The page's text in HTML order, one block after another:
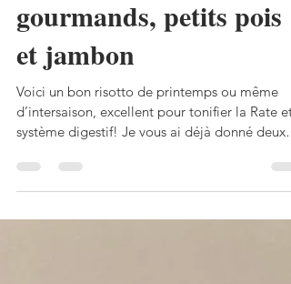
Risotto aux pois
gourmands, petits pois
et jambon
Voici un bon risotto de printemps ou même
système digestif! Je vous ai déjà donné deux
délicieuses recettes de risotto aux petits pois
(c’est une des spécialités de ma région